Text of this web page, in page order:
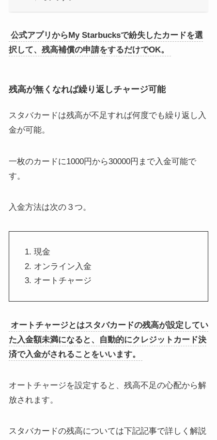
公式アプリからMy Starbucksで紛失したカードを選
択して、残高補償の申請をするだけでOK。
残高が無くなれば繰り返しチャージ可能
スタバカードは残高が不足すれば何度でも繰り返し入
金が可能。
一枚のカードに1000円から30000円まで入金可能で
す。
入金方法は次の３つ。
現金
オンライン入金
オートチャージ
オートチャージとはスタバカードの残高が設定してい
た入金額未満になると、自動的にクレジットカード決
済で入金がされることをいいます。
オートチャージを設定すると、残高不足の心配から解
放されます。
スタバカードの残高については下記記事で詳しく解説